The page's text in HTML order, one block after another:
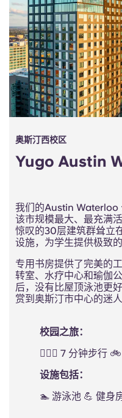
奥斯汀西校区
Yugo Austin
我们的Austin Waterloo
该市规模最大、最充满
惊叹的30层建筑群耸立
设施，为学生提供极致的
专用书房提供了完美的
转室、水疗中心和瑜伽
后，没有比屋顶泳池更
赏到奥斯汀市中心的迷人
校园之旅：
🚶🏻‍♂️ 7 分钟步行
设施包括：
🏊 游泳池 💪 健身